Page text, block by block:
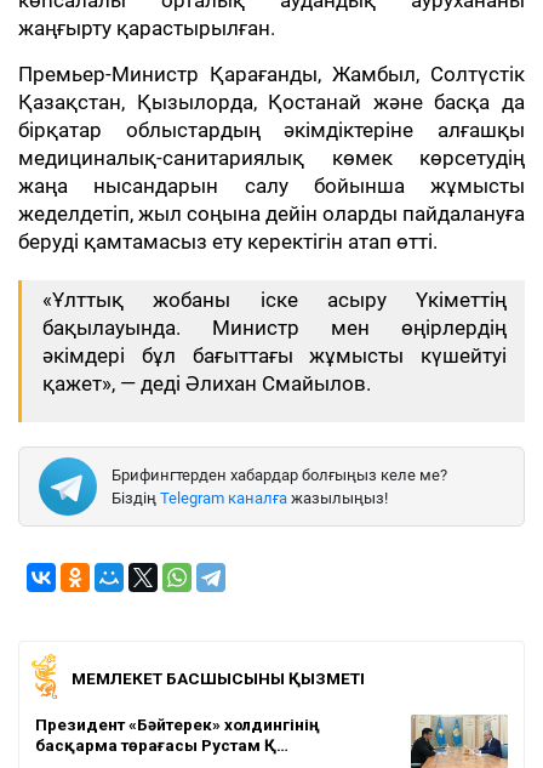
жаңғырту қарастырылған.
Премьер-Министр Қарағанды, Жамбыл, Солтүстік
Қазақстан, Қызылорда, Қостанай және басқа да
бірқатар облыстардың әкімдіктеріне алғашқы
медициналық-санитариялық көмек көрсетудің
жаңа нысандарын салу бойынша жұмысты
жеделдетіп, жыл соңына дейін оларды пайдалануға
беруді қамтамасыз ету керектігін атап өтті.
«Ұлттық жобаны іске асыру Үкіметтің
бақылауында. Министр мен өңірлердің
әкімдері бұл бағыттағы жұмысты күшейтуі
қажет», — деді Әлихан Смайылов.
Брифингтерден хабардар болғыңыз келе ме?
Біздің Telegram каналға жазылыңыз!
МЕМЛЕКЕТ БАСШЫСЫНЫҢ ҚЫЗМЕТІ
Президент «Бәйтерек» холдингінің
басқарма төрағасы Рустам Қ…